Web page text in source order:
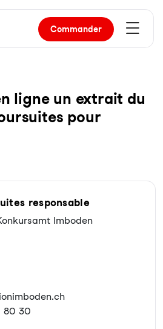
Commander
li­gne un ex­trait du
pour
responsable
Imboden
80 30